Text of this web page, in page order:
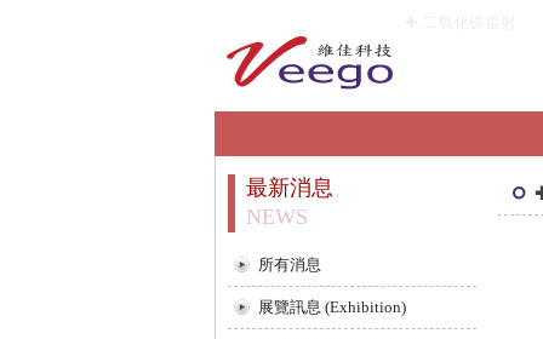
最新消息
NEWS
所有消息
展覽訊息 (Exhibition)